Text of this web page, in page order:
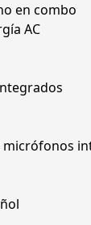
en combo
AC
micrófonos